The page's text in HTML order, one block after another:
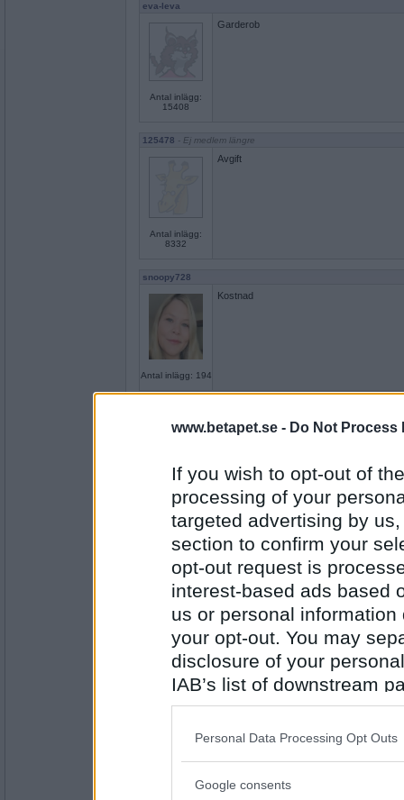
www.betapet.se - Do Not Process
If you wish to opt-out of
processing of your
targeted advertising by
section to confirm your
opt-out request is
interest-based ads based
us or personal
your opt-out. You may
disclosure of your
IAB’s list of downstream
also be disclosed by us
Downstream Participants
Please note that this
Personal Data Processing Opt Outs
Google consents
eva-leva
Antal inlägg:
15408
Garderob
125478 - Ej medlem längre
Antal inlägg:
8332
Avgift
snoopy728
Antal inlägg: 194
Kostnad
Antal inlägg:
5079
Böter
snoopy728
Antal inlägg: 194
Felparkerad
125478 - Ej medlem längre